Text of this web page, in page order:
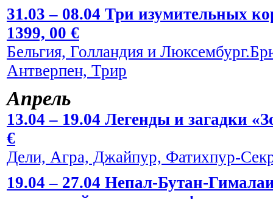
31.03 – 08.04 Три изумительных
1399, 00 €
Бельгия, Голландия и
Антверпен, Трир
Апрель
13.04 – 19.04 Легенды и загадки
€
Дели, Агра, Джайпур, Фатихпур-
19.04 – 27.04 Непал-Бутан-